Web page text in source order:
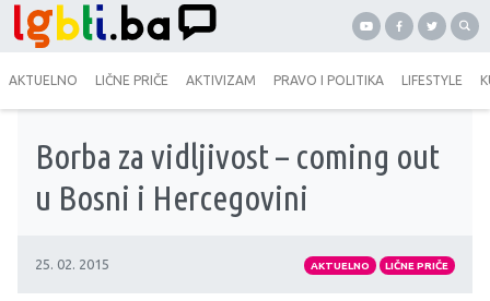
AKTUELNO LIČNE PRIČE AKTIVIZAM PRAVO I POLITIKA LIFESTYLE
Borba za vidljivost – coming out
u Bosni i Hercegovini
25. 02. 2015 AKTUELNO LIČNE PRIČE